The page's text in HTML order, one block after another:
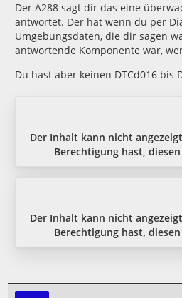
Der A288 sagt dir das eine
antwortet. Der hat wenn du per
Umgebungsdaten, die dir sagen
antwortende Komponente war,
Du hast aber keinen DTCd016 bis
Der Inhalt kann nicht
Berechtigung hast,
Der Inhalt kann nicht
Berechtigung hast,